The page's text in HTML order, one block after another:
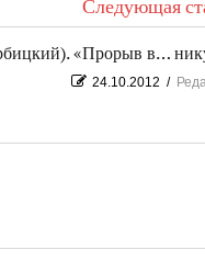
Следующая
«Прорыв в…
24.10.2012 /